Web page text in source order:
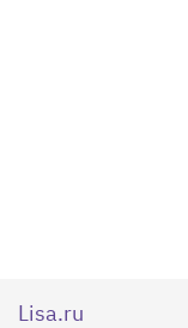
Lisa.ru